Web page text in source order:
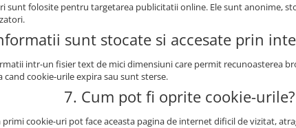
sunt folosite pentru targetarea publicitatii online. Ele sunt anonime,
sunt stocate si accesate prin
intr-un fisier text de mici dimensiuni care permit recunoasterea
cookie-urile expira sau sunt sterse.
7. Cum pot fi oprite cookie-urile?
primi cookie-uri pot face aceasta pagina de internet dificil de vizitat,